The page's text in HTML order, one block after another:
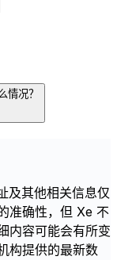
情况？
及其他相关信息仅
准确性，但 Xe 不
内容可能会有所变
构提供的最新数